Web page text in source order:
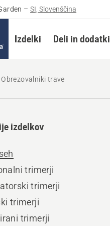
– SI, Slovenščina
Izdelki Deli in dodatki
Obrezovalniki trave
izdelkov
trimerji
trimerji
trimerji
trimerji